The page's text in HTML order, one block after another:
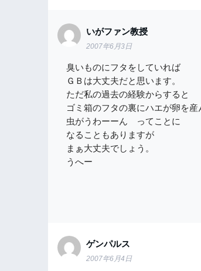
いがファン教授
2007年6月3日
臭いものにフタをしていれば
ＧＢは大丈夫だと思います。
ただ私の過去の経験からすると
ゴミ箱のフタの裏にハエが卵を産
虫がうわーーん ってことに
なることもありますが
まぁ大丈夫でしょう。
うへー
ゲンパルス
2007年6月4日